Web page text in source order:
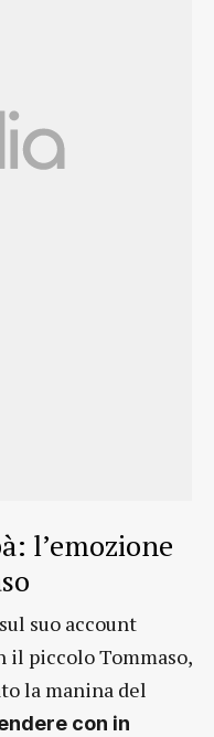
l’emozione
suo account
il piccolo Tommaso,
la manina del
con in